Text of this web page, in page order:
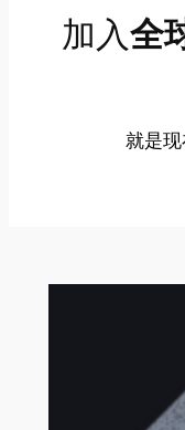
加入全
就是现